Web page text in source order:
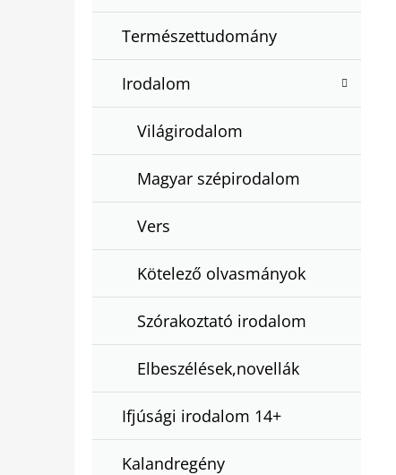
Természettudomány
Irodalom
Világirodalom
Magyar szépirodalom
Vers
Kötelező olvasmányok
Szórakoztató irodalom
Elbeszélések,novellák
Ifjúsági irodalom 14+
Kalandregény